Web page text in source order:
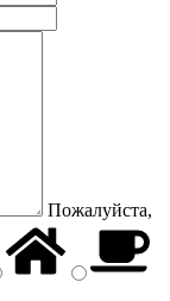
Пожалуйста,